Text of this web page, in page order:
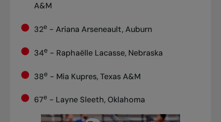
A&M
32e - Ariana Arseneault, Auburn
34e - Raphaëlle Lacasse, Nebraska
38e - Mia Kupres, Texas A&M
67e - Layne Sleeth, Oklahoma